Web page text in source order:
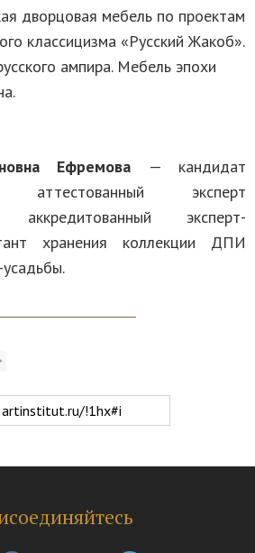
дворцовая мебель по проектам
классицизма «Русский Жакоб».
ампира. Мебель эпохи
Ефремова
— кандидат
аттестованный эксперт
аккредитованный эксперт-
хранения коллекции ДПИ